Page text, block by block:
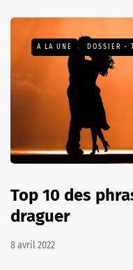
A LA UNE DOSSIER -
Top 10 des
draguer
8 avril 2022